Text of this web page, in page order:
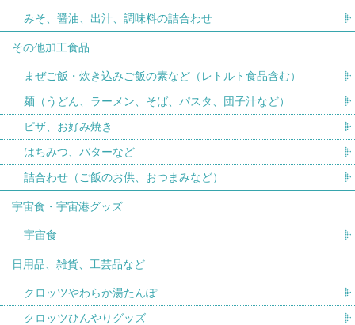
みそ、醤油、出汁、調味料の詰合わせ
その他加工食品
まぜご飯・炊き込みご飯の素など（レトルト食品含む）
麺（うどん、ラーメン、そば、パスタ、団子汁など）
ピザ、お好み焼き
はちみつ、バターなど
詰合わせ（ご飯のお供、おつまみなど）
宇宙食・宇宙港グッズ
宇宙食
日用品、雑貨、工芸品など
クロッツやわらか湯たんぽ
クロッツひんやりグッズ